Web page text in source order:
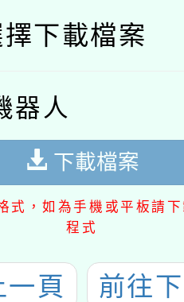
下載檔案
器人
下載檔案
式，如為手機或平板請
程式
一頁 前往